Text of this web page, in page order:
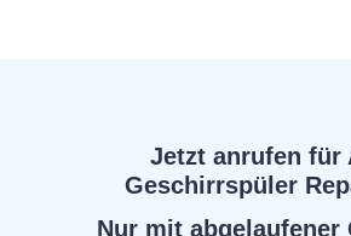
Jetzt anrufen für
Geschirrspüler
Nur mit abgelaufener